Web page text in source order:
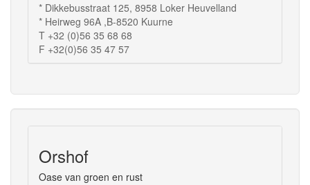
* Dikkebusstraat 125, 8958 Loker Heuvelland
* Heirweg 96A ,B-8520 Kuurne
T +32 (0)56 35 68 68
F +32(0)56 35 47 57
Orshof
Oase van groen en rust